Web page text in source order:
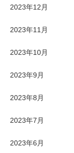
2023年12月
2023年11月
2023年10月
2023年9月
2023年8月
2023年7月
2023年6月